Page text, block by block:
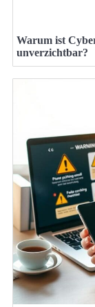
Warum ist
unverzichtbar?